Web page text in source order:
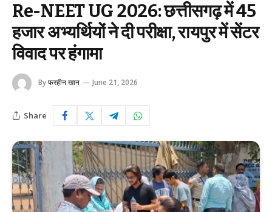
Re-NEET UG 2026: छत्तीसगढ़ में 45
हजार अभ्यर्थियों ने दी परीक्षा, रायपुर में सेंटर
विवाद पर हंगामा
Byफरहीन खान June 21, 2026
Share